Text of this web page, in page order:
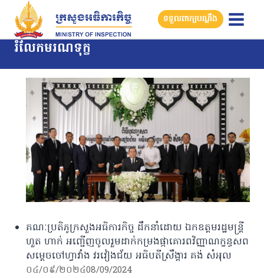
Skip
content
ទទួលពាក្យបណ្តឹង
រំលែកមរណទុក្ខ
គណៈប្រតិភូក្រសួងអធិការកិច្ច ដឹកនាំដោយ ឯកឧត្តមរដ្ឋមន្ត្រី
ហួត ហាក់ អញ្ជើញចូលរួមដាក់កម្រងផ្កាគោរពវិញ្ញាណក្ខន្ធសព
សម្តេចចៅហ្វាវាំង វរវៀងជ័យ អធិបតីស្រឹង្គារ គង់ សំអុល
០៤/០៩/២០២៤08/09/2024